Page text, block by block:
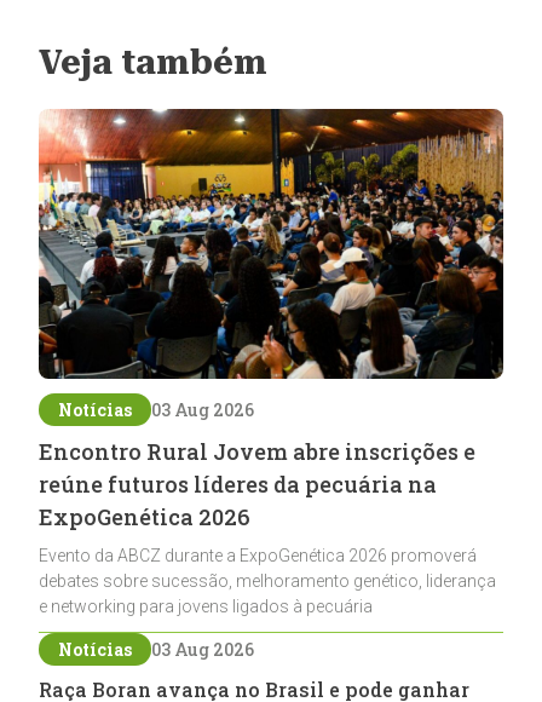
Veja também
Notícias 03 Aug 2026
Encontro Rural Jovem abre inscrições e
reúne futuros líderes da pecuária na
ExpoGenética 2026
Evento da ABCZ durante a ExpoGenética 2026 promoverá
debates sobre sucessão, melhoramento genético, liderança
e networking para jovens ligados à pecuária
Notícias 03 Aug 2026
Raça Boran avança no Brasil e pode ganhar